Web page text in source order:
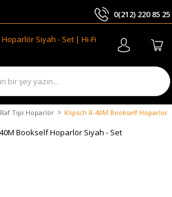
0(212) 220 85 25
Raf Tipi Hoparlör Klipsch R-40M Bookself Hoparlör